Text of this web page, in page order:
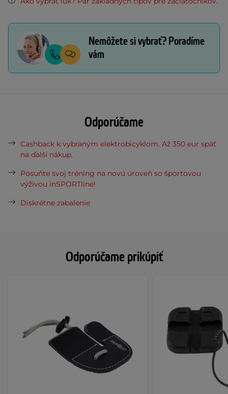
Odporúčame prikúpiť
Nemôžete si vybrať? Poradíme
vám
Odporúčame
Cashback k vybraným elektrobicyklom. Až 350 eur späť
na ďalší nákup.
Posuňte svoj tréning na novú úroveň so športovou
výživou inSPORTline!
Diskrétne zabalenie